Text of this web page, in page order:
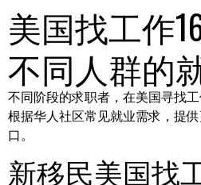
美国找工作
不同人群的
不同阶段的求职者，在美国寻找
根据华人社区常见就业需求，提
口。
新移民美国找